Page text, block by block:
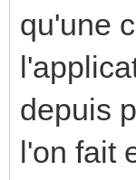
qu'une
depuis
l'on fait